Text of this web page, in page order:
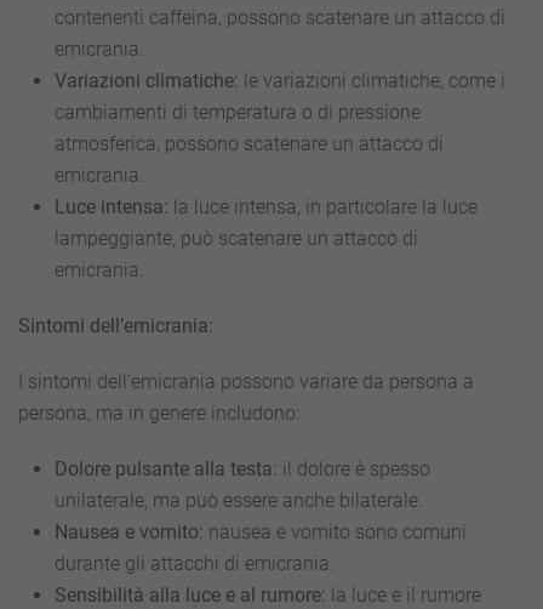
contenenti caffeina, possono scatenare un attacco di
emicrania.
Variazioni climatiche: le variazioni climatiche, come i
cambiamenti di temperatura o di pressione
atmosferica, possono scatenare un attacco di
emicrania.
Luce intensa: la luce intensa, in particolare la luce
lampeggiante, può scatenare un attacco di
emicrania.
Sintomi dell’emicrania:
I sintomi dell’emicrania possono variare da persona a
persona, ma in genere includono:
Dolore pulsante alla testa: il dolore è spesso
unilaterale, ma può essere anche bilaterale.
Nausea e vomito: nausea e vomito sono comuni
durante gli attacchi di emicrania.
Sensibilità alla luce e al rumore: la luce e il rumore